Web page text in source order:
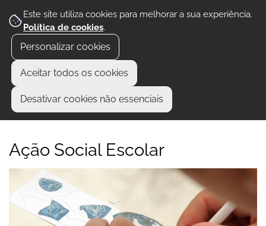
Este site utiliza cookies para melhorar a sua experiência.
Política de cookies.
Personalizar cookies
Aceitar todos os cookies
Desativar cookies não essenciais
Ação Social Escolar